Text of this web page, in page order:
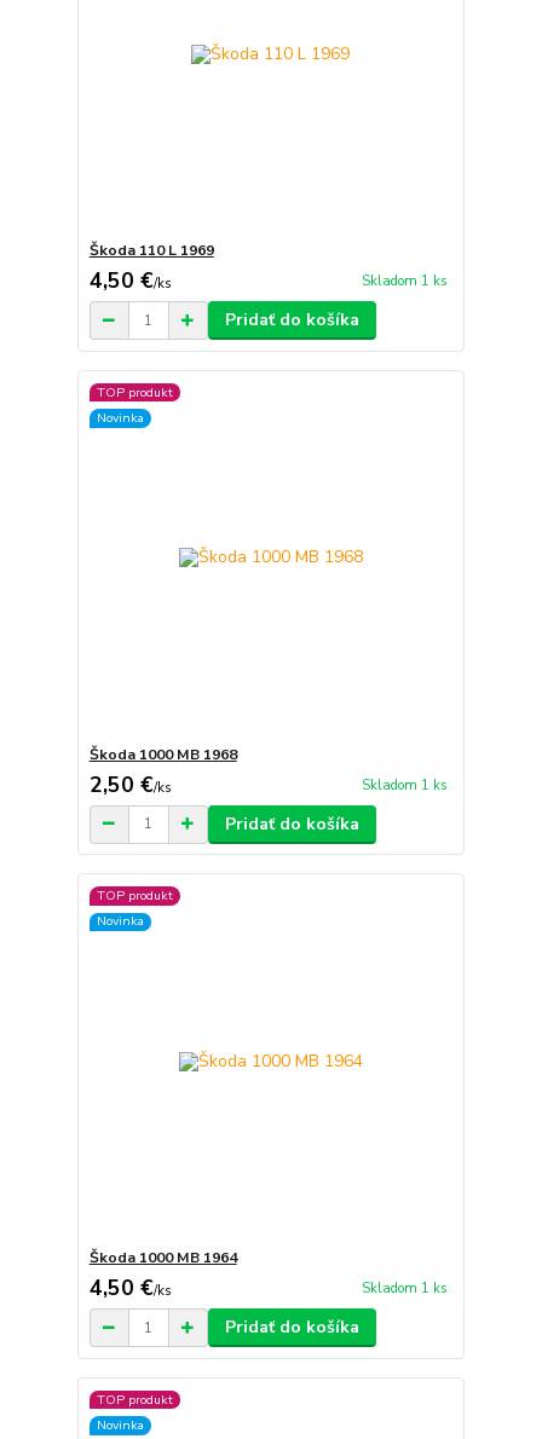
Škoda 110 L 1969
4,50 €/ks Skladom 1 ks
Pridať do košíka
TOP produkt
Novinka
Škoda 1000 MB 1968
2,50 €/ks Skladom 1 ks
Pridať do košíka
TOP produkt
Novinka
Škoda 1000 MB 1964
4,50 €/ks Skladom 1 ks
Pridať do košíka
TOP produkt
Novinka